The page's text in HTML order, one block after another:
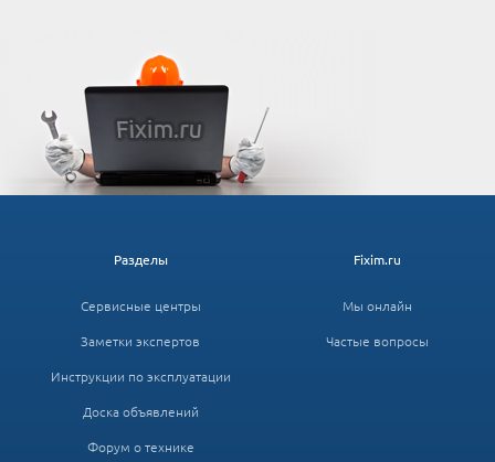
Fixim.ru
Мы онлайн
Частые вопросы
Разделы
Сервисные центры
Заметки экспертов
Инструкции по эксплуатации
Доска объявлений
Форум о технике